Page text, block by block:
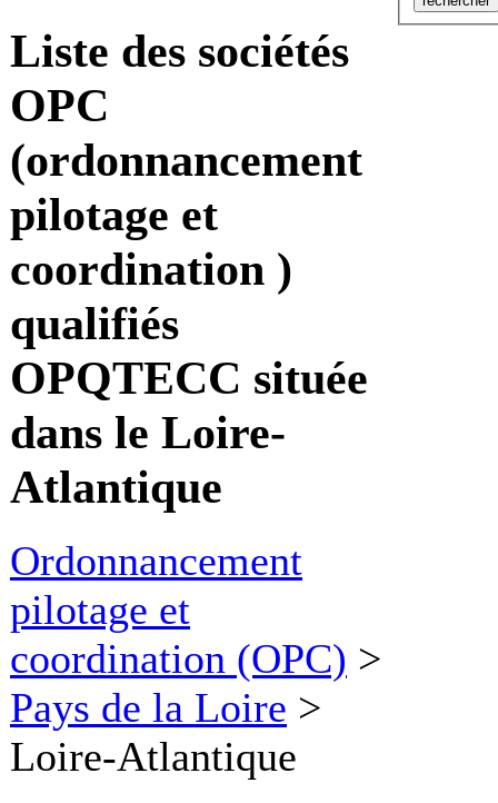
Liste des sociétés
OPC
(ordonnancement
pilotage et
coordination )
qualifiés
OPQTECC située
dans le Loire-
Atlantique
Ordonnancement
pilotage et
coordination (OPC) >
Pays de la Loire >
Loire-Atlantique